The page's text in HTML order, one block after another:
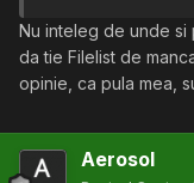
Nu inteleg de unde si
da tie Filelist de
opinie, ca pula mea,
Aerosol